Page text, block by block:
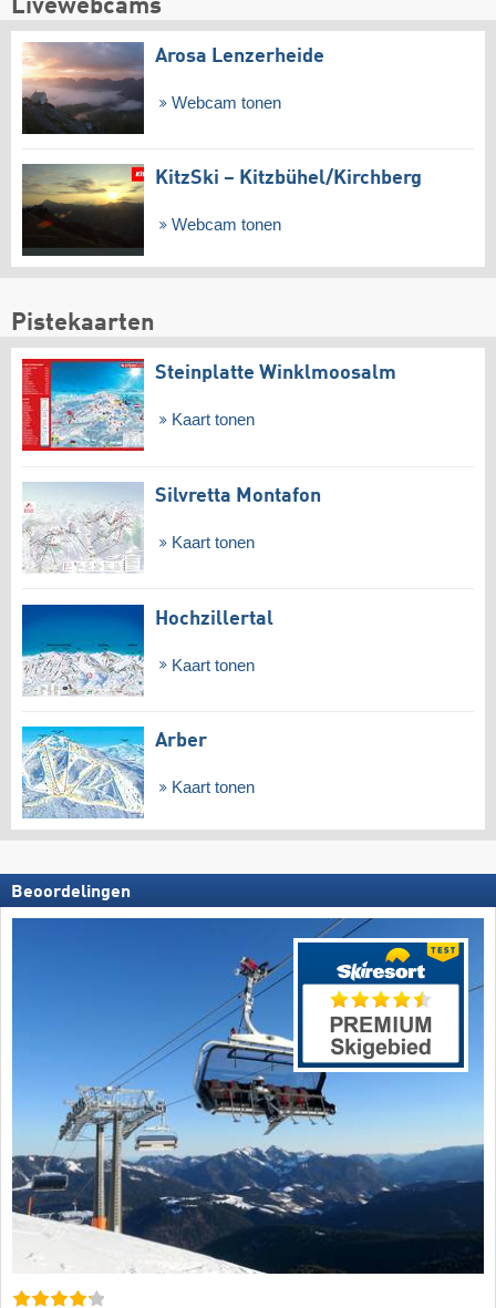
Livewebcams
Arosa Lenzerheide
Webcam tonen
KitzSki – Kitzbühel/​Kirchberg
Webcam tonen
Pistekaarten
Steinplatte Winklmoosalm
Kaart tonen
Silvretta Montafon
Kaart tonen
Hochzillertal
Kaart tonen
Arber
Kaart tonen
Beoordelingen